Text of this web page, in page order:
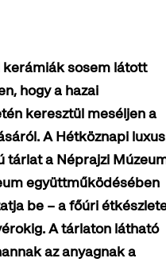
kerámiák sosem látott
hogy a hazai
keresztül meséljen a
A Hétköznapi
tárlat a Néprajzi
együttműködésében
be – a főúri
A tárlaton látható
az anyagnak a